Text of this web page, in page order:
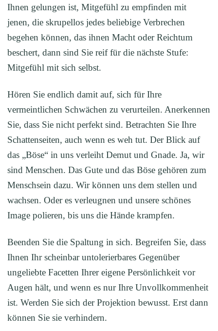
Ihnen gelungen ist, Mitgefühl zu empfinden mit
jenen, die skrupellos jedes beliebige Verbrechen
begehen können, das ihnen Macht oder Reichtum
beschert, dann sind Sie reif für die nächste Stufe:
Mitgefühl mit sich selbst.
Hören Sie endlich damit auf, sich für Ihre
vermeintlichen Schwächen zu verurteilen. Anerkennen
Sie, dass Sie nicht perfekt sind. Betrachten Sie Ihre
Schattenseiten, auch wenn es weh tut. Der Blick auf
das „Böse“ in uns verleiht Demut und Gnade. Ja, wir
sind Menschen. Das Gute und das Böse gehören zum
Menschsein dazu. Wir können uns dem stellen und
wachsen. Oder es verleugnen und unsere schönes
Image polieren, bis uns die Hände krampfen.
Beenden Sie die Spaltung in sich. Begreifen Sie, dass
Ihnen Ihr scheinbar untolerierbares Gegenüber
ungeliebte Facetten Ihrer eigene Persönlichkeit vor
Augen hält, und wenn es nur Ihre Unvollkommenheit
ist. Werden Sie sich der Projektion bewusst. Erst dann
können Sie sie verhindern.